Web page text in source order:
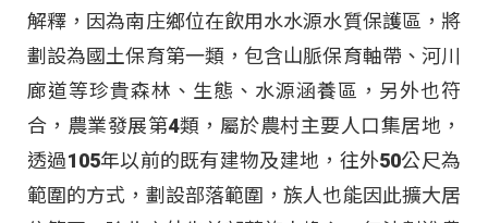
解釋，因為南庄鄉位在飲用水水源水質保護區，將
劃設為國土保育第一類，包含山脈保育軸帶、河川
廊道等珍貴森林、生態、水源涵養區，另外也符
合，農業發展第4類，屬於農村主要人口集居地，
透過105年以前的既有建物及建地，往外50公尺為
範圍的方式，劃設部落範圍，族人也能因此擴大居